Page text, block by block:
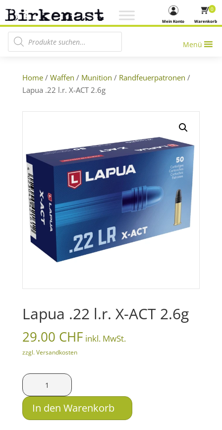
Warenkorb
0
Mein Konto
Products search
Menü
Home/ Waffen / Munition / Randfeuerpatronen /
Lapua .22 l.r. X-ACT 2.6g
Lapua .22 l.r. X-ACT 2.6g
29.00 CHF inkl. MwSt.
zzgl. Versandkosten
Lapua
.22
l.r.
X-
In den Warenkorb